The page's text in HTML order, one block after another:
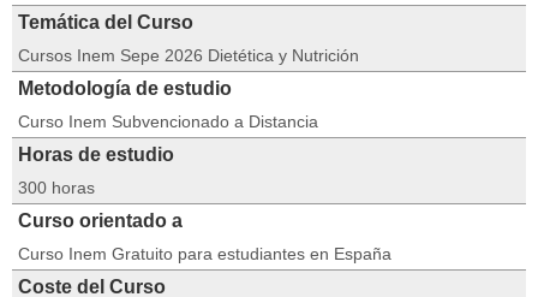
Temática del Curso
Cursos Inem Sepe 2026 Dietética y Nutrición
Metodología de estudio
Curso Inem Subvencionado a Distancia
Horas de estudio
300 horas
Curso orientado a
Curso Inem Gratuito para estudiantes en España
Coste del Curso